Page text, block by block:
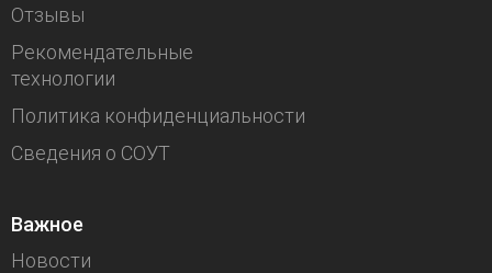
Отзывы
Рекомендательные
технологии
Политика конфиденциальности
Сведения о СОУТ
Важное
Новости